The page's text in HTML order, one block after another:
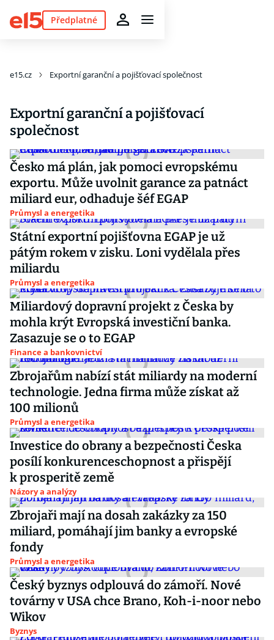
Předplatné
e15.cz Exportní garanční a pojišťovací společnost
Exportní garanční a pojišťovací
společnost
Česko má plán, jak pomoci evropskému
exportu. Může uvolnit garance za patnáct
miliard eur, odhaduje šéf EGAP
Průmysl a energetika
Státní exportní pojišťovna EGAP je už
pátým rokem v zisku. Loni vydělala přes
miliardu
Průmysl a energetika
Miliardový dopravní projekt z Česka by
mohla krýt Evropská investiční banka.
Zasazuje se o to EGAP
Finance a bankovnictví
Zbrojařům nabízí stát miliardy na moderní
technologie. Jedna firma může získat až
100 milionů
Průmysl a energetika
Investice do obrany a bezpečnosti Česka
posílí konkurenceschopnost a přispějí
k prosperitě země
Názory a analýzy
Zbrojaři mají na dosah zakázky za 150
miliard, pomáhají jim banky a evropské
fondy
Průmysl a energetika
Český byznys odplouvá do zámoří. Nové
továrny v USA chce Brano, Koh-i-noor nebo
Wikov
Byznys